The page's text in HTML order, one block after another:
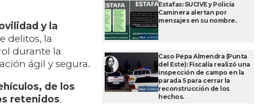
y la
delitos, la
durante la
ágil y segura.
de los
retenidos.
Estafas: SUCIVE y Policía
Caminera alertan por
mensajes en su nombre.
Caso Pepa Almendra (Punta
del Este): Fiscalía realizó una
inspección de campo en la
parada 5 para cerrar la
reconstrucción de los
hechos.